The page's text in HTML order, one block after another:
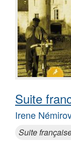
Suite
Irene
Suite